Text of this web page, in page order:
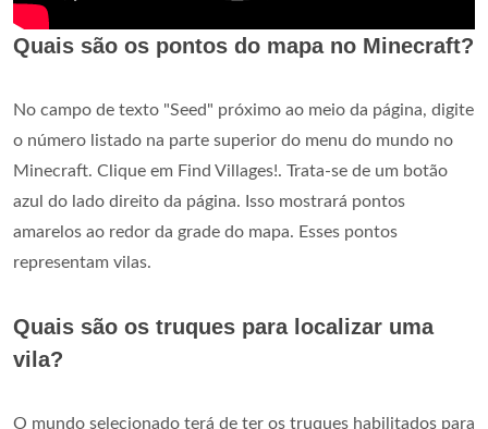
Quais são os pontos do mapa no Minecraft?
No campo de texto "Seed" próximo ao meio da página, digite
o número listado na parte superior do menu do mundo no
Minecraft. Clique em Find Villages!. Trata-se de um botão
azul do lado direito da página. Isso mostrará pontos
amarelos ao redor da grade do mapa. Esses pontos
representam vilas.
Quais são os truques para localizar uma
vila?
O mundo selecionado terá de ter os truques habilitados para